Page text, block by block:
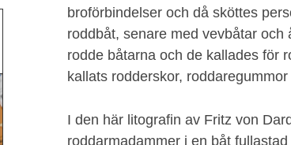
broförbindelser och då sköttes
roddbåt, senare med vevbåtar och
rodde båtarna och de kallades för
kallats rodderskor,
I den här litografin av Fritz von
roddarmadammer i en båt